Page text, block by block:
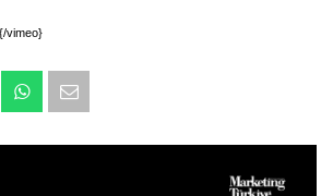
vimeo}